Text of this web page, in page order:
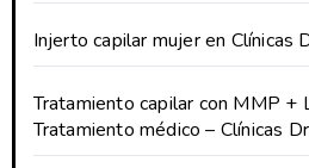
Injerto capilar mujer en Clínicas
Tratamiento capilar con MMP +
Tratamiento médico – Clínicas